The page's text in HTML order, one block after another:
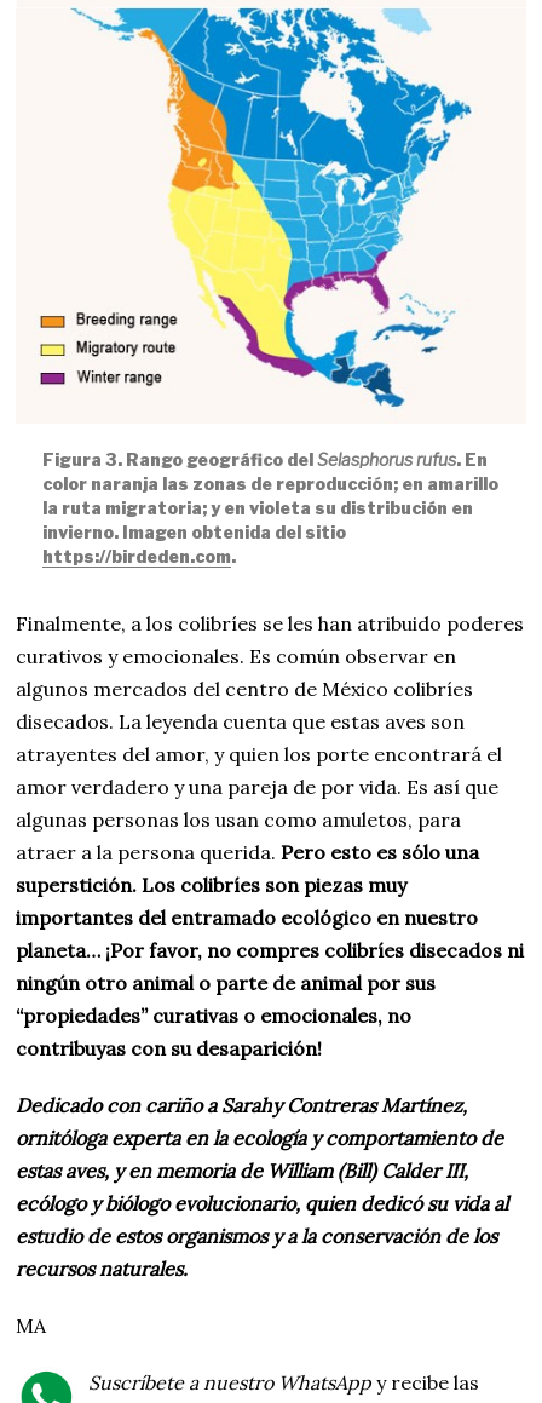
Figura 3. Rango geográfico delSelasphorus rufus. En
color naranja las zonas de reproducción; en amarillo
la ruta migratoria; y en violeta su distribución en
invierno. Imagen obtenida del sitio
https://birdeden.com.
Finalmente, a los colibríes se les han atribuido poderes
curativos y emocionales. Es común observar en
algunos mercados del centro de México colibríes
disecados. La leyenda cuenta que estas aves son
atrayentes del amor, y quien los porte encontrará el
amor verdadero y una pareja de por vida. Es así que
algunas personas los usan como amuletos, para
atraer a la persona querida.Pero esto es sólo una
superstición. Los colibríes son piezas muy
importantes del entramado ecológico en nuestro
planeta… ¡Por favor, no compres colibríes disecados ni
ningún otro animal o parte de animal por sus
“propiedades” curativas o emocionales, no
contribuyas con su desaparición!
Dedicado con cariño a Sarahy Contreras Martínez,
ornitóloga experta en la ecología y comportamiento de
estas aves, y en memoria de William (Bill) Calder III,
ecólogo y biólogo evolucionario, quien dedicó su vida al
estudio de estos organismos y a la conservación de los
recursos naturales.
MA
Suscríbete a nuestro WhatsApp y recibe las